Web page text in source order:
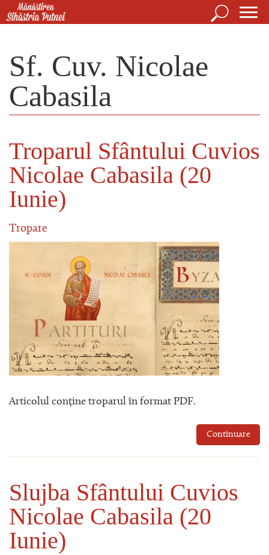
Mergi la conţinutul principal
Căutare
Sf. Cuv. Nicolae
Cabasila
Troparul Sfântului Cuvios
Nicolae Cabasila (20
Iunie)
Tropare
Articolul conține troparul în format PDF.
Continuare
Slujba Sfântului Cuvios
Nicolae Cabasila (20
Iunie)